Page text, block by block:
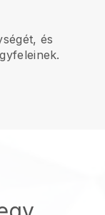
és